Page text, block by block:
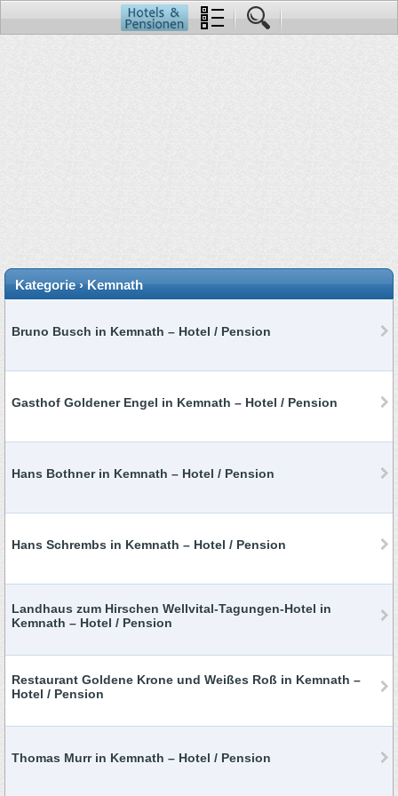
Kategorie › Kemnath
Bruno Busch in Kemnath – Hotel / Pension
Gasthof Goldener Engel in Kemnath – Hotel / Pension
Hans Bothner in Kemnath – Hotel / Pension
Hans Schrembs in Kemnath – Hotel / Pension
Landhaus zum Hirschen Wellvital-Tagungen-Hotel in
Kemnath – Hotel / Pension
Restaurant Goldene Krone und Weißes Roß in Kemnath –
Hotel / Pension
Thomas Murr in Kemnath – Hotel / Pension